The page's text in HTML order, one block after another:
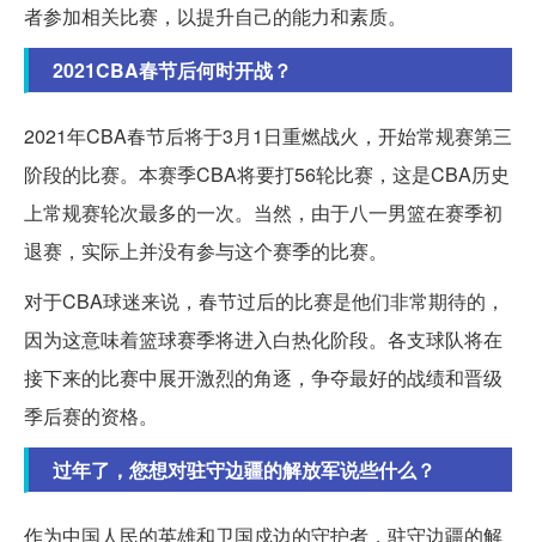
者参加相关比赛，以提升自己的能力和素质。
2021CBA春节后何时开战？
2021年CBA春节后将于3月1日重燃战火，开始常规赛第三
阶段的比赛。本赛季CBA将要打56轮比赛，这是CBA历史
上常规赛轮次最多的一次。当然，由于八一男篮在赛季初
退赛，实际上并没有参与这个赛季的比赛。
对于CBA球迷来说，春节过后的比赛是他们非常期待的，
因为这意味着篮球赛季将进入白热化阶段。各支球队将在
接下来的比赛中展开激烈的角逐，争夺最好的战绩和晋级
季后赛的资格。
过年了，您想对驻守边疆的解放军说些什么？
作为中国人民的英雄和卫国戍边的守护者，驻守边疆的解